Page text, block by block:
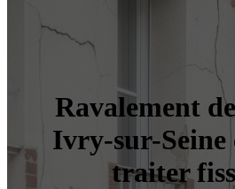
Ravalement
Ivry-sur-Seine
traiter